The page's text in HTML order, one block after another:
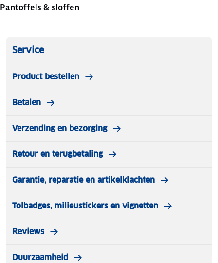
Pantoffels & sloffen
Service
Product bestellen
Betalen
Verzending en bezorging
Retour en terugbetaling
Garantie, reparatie en artikelklachten
Tolbadges, milieustickers en vignetten
Reviews
Duurzaamheid